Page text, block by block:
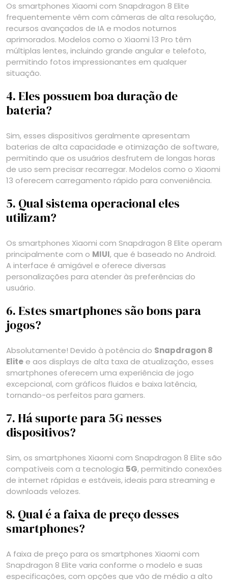
Os smartphones Xiaomi com Snapdragon 8 Elite
frequentemente vêm com câmeras de alta resolução,
recursos avançados de IA e modos noturnos
aprimorados. Modelos como o Xiaomi 13 Pro têm
múltiplas lentes, incluindo grande angular e telefoto,
permitindo fotos impressionantes em qualquer
situação.
4. Eles possuem boa duração de
bateria?
Sim, esses dispositivos geralmente apresentam
baterias de alta capacidade e otimização de software,
permitindo que os usuários desfrutem de longas horas
de uso sem precisar recarregar. Modelos como o Xiaomi
13 oferecem carregamento rápido para conveniência.
5. Qual sistema operacional eles
utilizam?
Os smartphones Xiaomi com Snapdragon 8 Elite operam
principalmente com o MIUI, que é baseado no Android.
A interface é amigável e oferece diversas
personalizações para atender às preferências do
usuário.
6. Estes smartphones são bons para
jogos?
Absolutamente! Devido à potência do Snapdragon 8
Elite e aos displays de alta taxa de atualização, esses
smartphones oferecem uma experiência de jogo
excepcional, com gráficos fluidos e baixa latência,
tornando-os perfeitos para gamers.
7. Há suporte para 5G nesses
dispositivos?
Sim, os smartphones Xiaomi com Snapdragon 8 Elite são
compatíveis com a tecnologia 5G, permitindo conexões
de internet rápidas e estáveis, ideais para streaming e
downloads velozes.
8. Qual é a faixa de preço desses
smartphones?
A faixa de preço para os smartphones Xiaomi com
Snapdragon 8 Elite varia conforme o modelo e suas
especificações, com opções que vão de médio a alto